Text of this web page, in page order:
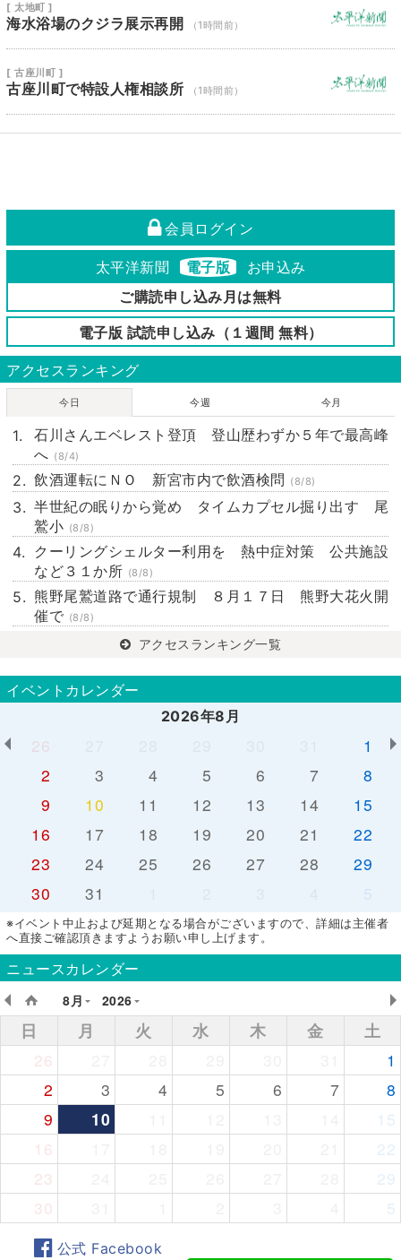
[ 太地町 ]
海水浴場のクジラ展示再開 （1時間前）
[ 古座川町 ]
古座川町で特設人権相談所 （1時間前）
会員ログイン
太平洋新聞 電子版
お申込み
ご購読申し込み月は無料
電子版 試読申し込み（１週間 無料）
アクセスランキング
今日 今週 今月
石川さんエベレスト登頂 登山歴わずか５年で最高峰
へ (8/4)
飲酒運転にＮＯ 新宮市内で飲酒検問 (8/8)
半世紀の眠りから覚め タイムカプセル掘り出す 尾
鷲小 (8/8)
クーリングシェルター利用を 熱中症対策 公共施設
など３１か所 (8/8)
熊野尾鷲道路で通行規制 ８月１７日 熊野大花火開
催で (8/8)
アクセスランキング一覧
イベントカレンダー
2026年8月
26
1
2
3 4 5 6 7
8
9
10 11 12 13 14
15
16
17 18 19 20 21
22
23
24 25 26 27 28
29
30
31 5
※イベント中止および延期となる場合がございますので、詳細は主催者
へ直接ご確認頂きますようお願い申し上げます。
ニュースカレンダー
8月
2026
日 月 火 水 木 金
土
26
1
2
3 4 5 6 7
8
9
10
15
16
22
23
29
30
5
公式 Facebook